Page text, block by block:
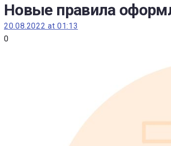
Новые правила
20.08.2022 at 01:13
0